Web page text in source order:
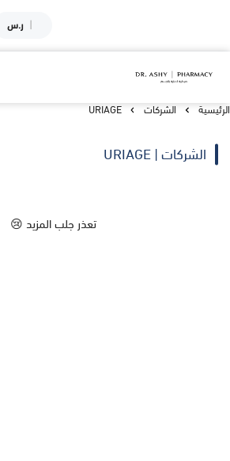
| ر.س
الرئيسية الشركات URIAGE
الشركات | URIAGE
الاكثر مبيعاً
تعذر جلب المزيد 😢